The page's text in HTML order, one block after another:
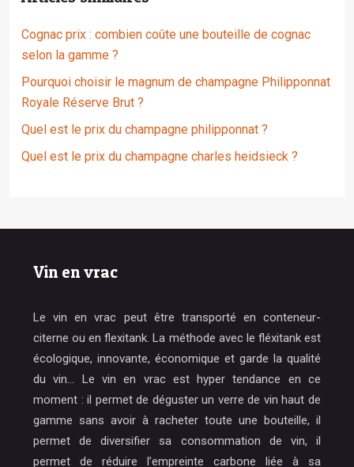
Cognac prix : combien coûte une bouteille de cognac
selon la gamme ?
Pourquoi choisir le magnum de champagne Philipponnat
Royale Réserve Brut ?
Quel est le prix du champagne philipponnat ?
Quel est le prix du champagne charles heidsieck ?
Vin en vrac
Le vin en vrac peut être transporté en conteneur-
citerne ou en flexitank. La méthode avec le fléxitank est
écologique, innovante, économique et garde la qualité
du vin… Le vin en vrac est hyper tendance en ce
moment : il permet de déguster un verre de vin haut de
gamme sans avoir à racheter toute une bouteille, il
permet de diversifier sa consommation de vin, il
permet de réduire l’empreinte carbone liée à sa